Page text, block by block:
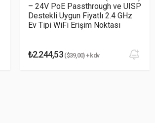
– 24V PoE Passthrough ve UISP
Destekli Uygun Fiyatlı 2.4 GHz
Ev Tipi WiFi Erişim Noktası
₺2.244,53 ($39,00) + kdv